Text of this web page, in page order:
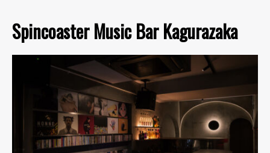
Spincoaster Music Bar Kagurazaka